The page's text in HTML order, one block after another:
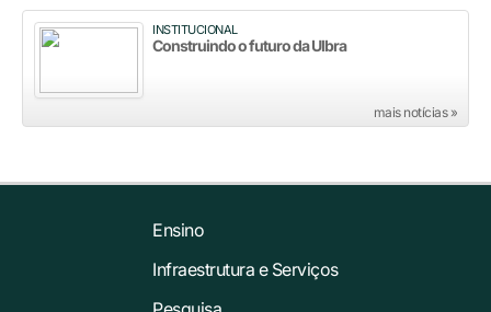
INSTITUCIONAL
Construindo o futuro da Ulbra
mais notícias »
Ensino
Infraestrutura e Serviços